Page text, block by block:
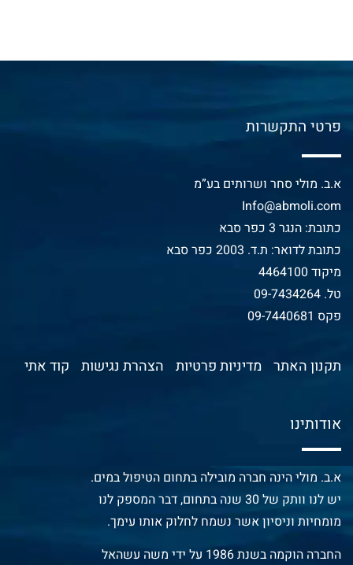
פרטי התקשרות
א.ב. מולי סחר ושרותים בע”מ
Info@abmoli.com
כתובת: הנגר 3 כפר סבא
כתובת לדואר: ת.ד. 2003 כפר סבא
מיקוד 4464100
טל. 09-7434264
פקס 09-7440681
תקנון האתר מדיניות פרטיות הצהרת נגישות קוד אתי
אודותינו
א.ב. מולי הינה חברה מובילה בתחום הטיפול במים.
יש לנו וותק של 30 שנה בתחום, דבר המספק לנו
מומחיות וניסיון אשר נשמח לחלוק אותו עימך.
החברה הוקמה בשנת 1986 על ידי משה עשהאל